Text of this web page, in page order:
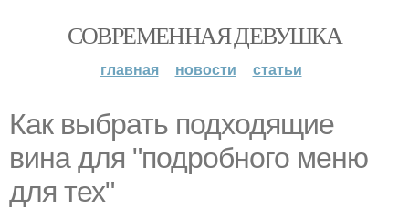
СОВРЕМЕННАЯ ДЕВУШКА
главная новости статьи
Как выбрать подходящие
вина для "подробного меню
для тех"